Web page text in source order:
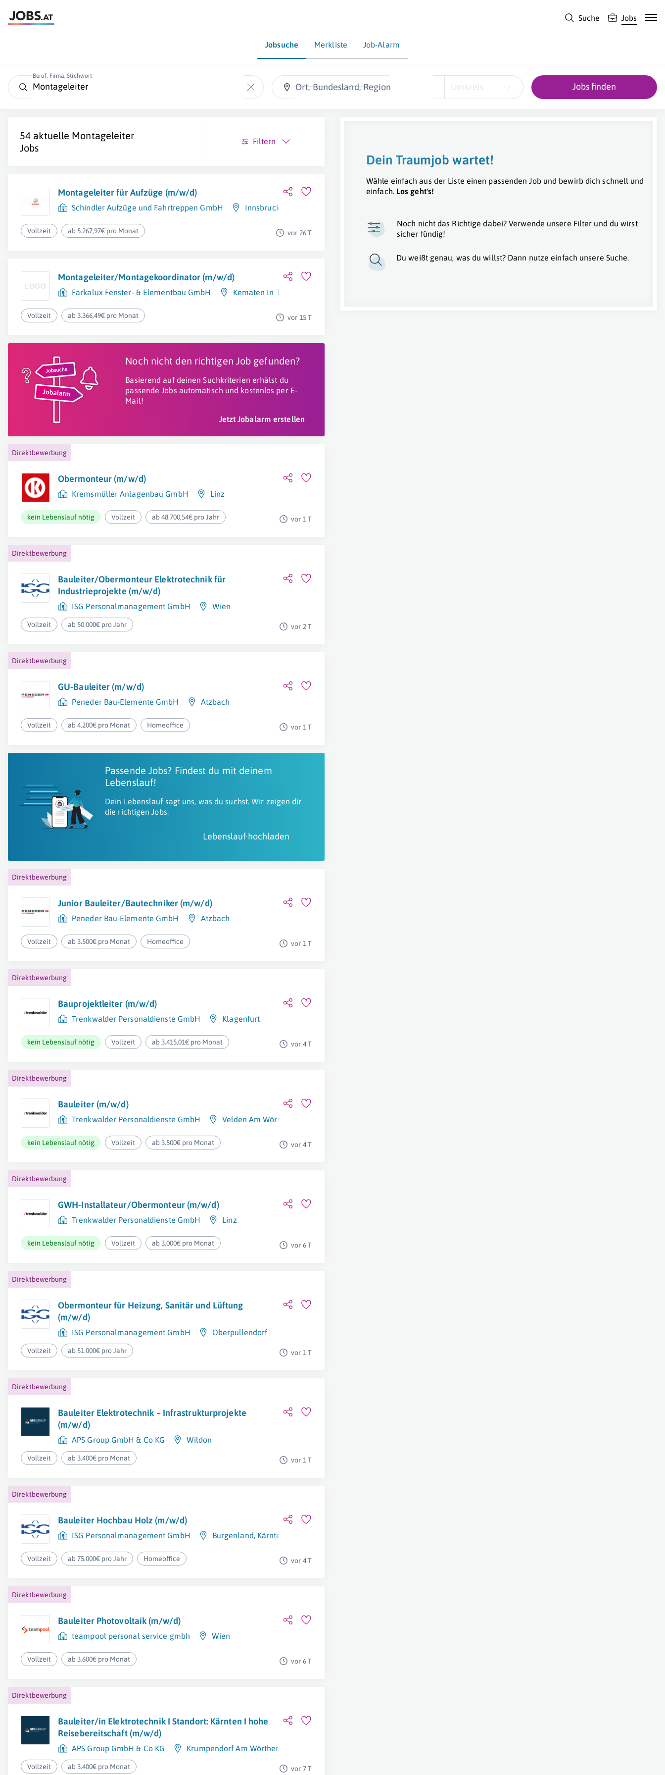
Suche Jobs
Jobsuche Merkliste Job-Alarm
Beruf, Firma, Stichwort
Ort, Bundesland, Region Umkreis Jobs finden
54 aktuelle Montageleiter
Jobs
Filtern
Montageleiter für Aufzüge (m/w/d)
Schindler Aufzüge und Fahrtreppen GmbH Innsbruck
Vollzeit ab 5.267,97€ pro Monat vor 26 T
Montageleiter/Montagekoordinator (m/w/d)
Farkalux Fenster- & Elementbau GmbH Kematen In Tirol
Vollzeit ab 3.366,49€ pro Monat vor 15 T
Noch nicht den richtigen Job gefunden?
Basierend auf deinen Suchkriterien erhälst du
passende Jobs automatisch und kostenlos per E-
Mail!
Jetzt Jobalarm erstellen
Direktbewerbung
Obermonteur (m/w/d)
Kremsmüller Anlagenbau GmbH Linz
kein Lebenslauf nötig Vollzeit ab 48.700,54€ pro Jahr vor 1 T
Direktbewerbung
Bauleiter/Obermonteur Elektrotechnik für
Industrieprojekte (m/w/d)
ISG Personalmanagement GmbH Wien
Vollzeit ab 50.000€ pro Jahr vor 2 T
Direktbewerbung
GU-Bauleiter (m/w/d)
Peneder Bau-Elemente GmbH Atzbach
Vollzeit ab 4.200€ pro Monat Homeoffice vor 1 T
Passende Jobs? Findest du mit deinem
Lebenslauf!
Dein Lebenslauf sagt uns, was du suchst. Wir zeigen dir
die richtigen Jobs.
Lebenslauf hochladen
Direktbewerbung
Junior Bauleiter/Bautechniker (m/w/d)
Peneder Bau-Elemente GmbH Atzbach
Vollzeit ab 3.500€ pro Monat Homeoffice vor 1 T
Direktbewerbung
Bauprojektleiter (m/w/d)
Trenkwalder Personaldienste GmbH Klagenfurt
kein Lebenslauf nötig Vollzeit ab 3.415,01€ pro Monat vor 4 T
Direktbewerbung
Bauleiter (m/w/d)
Trenkwalder Personaldienste GmbH Velden Am Wörther See
kein Lebenslauf nötig Vollzeit ab 3.500€ pro Monat vor 4 T
Direktbewerbung
GWH-Installateur/Obermonteur (m/w/d)
Trenkwalder Personaldienste GmbH Linz
kein Lebenslauf nötig Vollzeit ab 3.000€ pro Monat vor 6 T
Direktbewerbung
Obermonteur für Heizung, Sanitär und Lüftung
(m/w/d)
ISG Personalmanagement GmbH Oberpullendorf
Vollzeit ab 51.000€ pro Jahr vor 1 T
Direktbewerbung
Bauleiter Elektrotechnik – Infrastrukturprojekte
(m/w/d)
APS Group GmbH & Co KG Wildon
Vollzeit ab 3.400€ pro Monat vor 1 T
Direktbewerbung
Bauleiter Hochbau Holz (m/w/d)
ISG Personalmanagement GmbH Burgenland, Kärnten
Vollzeit ab 75.000€ pro Jahr Homeoffice vor 4 T
Direktbewerbung
Bauleiter Photovoltaik (m/w/d)
teampool personal service gmbh Wien
Vollzeit ab 3.600€ pro Monat vor 6 T
Direktbewerbung
Bauleiter/in Elektrotechnik I Standort: Kärnten I hohe
Reisebereitschaft (m/w/d)
APS Group GmbH & Co KG Krumpendorf Am Wörthersee
Vollzeit ab 3.400€ pro Monat vor 7 T
Dein Traumjob wartet!
Wähle einfach aus der Liste einen passenden Job und bewirb dich schnell und
einfach. Los geht's!
Noch nicht das Richtige dabei? Verwende unsere Filter und du wirst
sicher fündig!
Du weißt genau, was du willst? Dann nutze einfach unsere Suche.